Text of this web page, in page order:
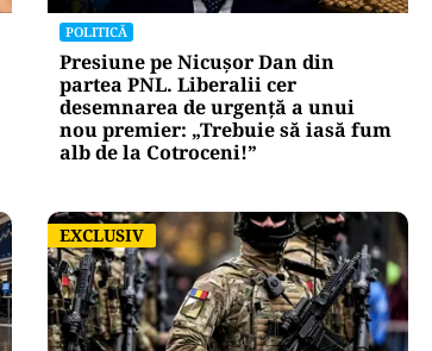
POLITICĂ
Presiune pe Nicușor Dan din
partea PNL. Liberalii cer
desemnarea de urgență a unui
nou premier: „Trebuie să iasă fum
alb de la Cotroceni!”
EXCLUSIV
EXCLUSIV